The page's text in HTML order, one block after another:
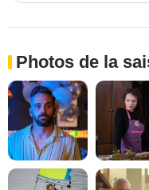
Photos de la